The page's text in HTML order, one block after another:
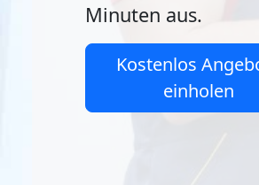
Minuten aus.
Kostenlos
einholen